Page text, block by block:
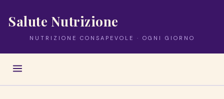
Salute Nutrizione
NUTRIZIONE CONSAPEVOLE · OGNI GIORNO